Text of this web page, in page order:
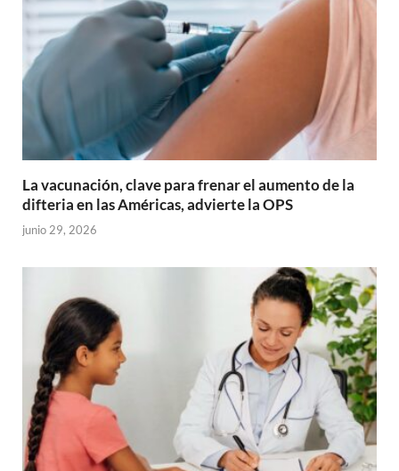
La vacunación, clave para frenar el aumento de la
difteria en las Américas, advierte la OPS
junio 29, 2026